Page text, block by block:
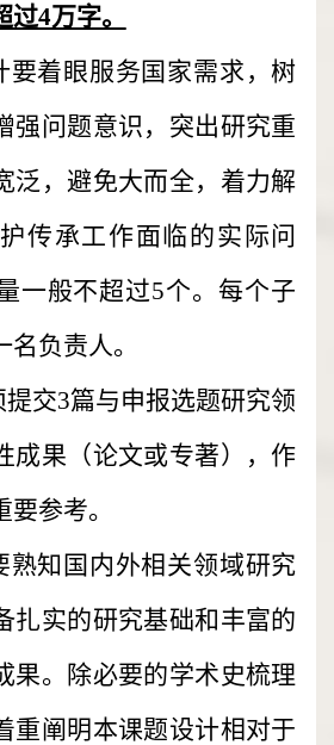
4万字。
要着眼服务国家需求，树
强问题意识，突出研究重
泛，避免大而全，着力解
传承工作面临的实际问
一般不超过5个。每个子
负责人。
提交3篇与申报选题研究领
成果（论文或专著），作
参考。
熟知国内外相关领域研究
扎实的研究基础和丰富的
果。除必要的学术史梳理
重阐明本课题设计相对于